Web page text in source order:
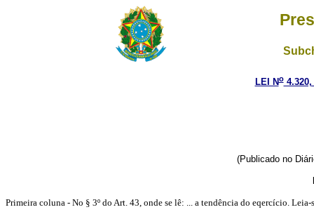
LEI No4.320,
(Publicado no
Primeira coluna - No § 3º do Art. 43, onde se lê: ... a tendência do eqercício.